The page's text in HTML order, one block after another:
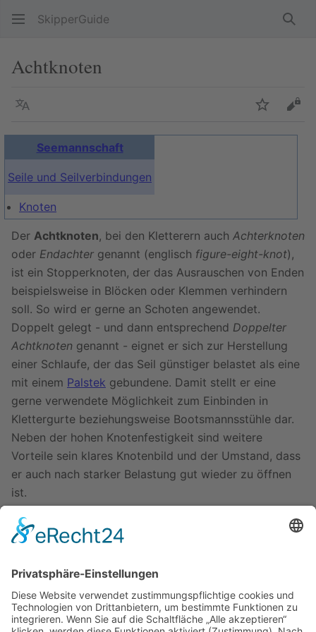
SkipperGuide
Achtknoten
Sprache
Seemannschaft
Seile und Seilverbindungen
Knoten
Der Achtknoten, bei den Kletterern auch Achterknoten
oder Endachter genannt (englisch figure-eight-knot),
ist ein Stopperknoten, der das Ausrauschen von Enden
beispielsweise in Blöcken oder Klemmen verhindern
soll. So wird er gerne an Schoten angewendet.
Doppelt gelegt - und dann entsprechend Doppelter
Achtknoten genannt - eignet er sich zur Herstellung
einer Schlaufe, der das Seil günstiger belastet als eine
mit einem Palstek gebundene. Damit stellt er eine
gerne verwendete Möglichkeit zum Einbinden in
Klettergurte beziehungsweise Bootsmannsstühle dar.
Neben der hohen Knotenfestigkeit sind weitere
Vorteile sein klares Knotenbild und der Umstand, dass
er auch nach starker Belastung gut wieder zu öffnen
ist.
Des weiteren wird er zum Verbinden zweier Leinen
verwendet, wobei die Enden nicht unbedingt ganz
Flämischer Knotengenannt.
Ausführung